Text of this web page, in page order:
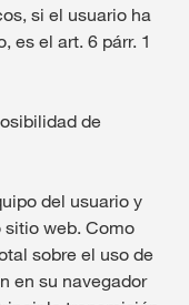
si el usuario ha
es el art. 6 párr. 1
de
del usuario y
sitio web. Como
sobre el uso de
en su navegador